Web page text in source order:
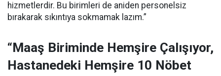
hizmetlerdir. Bu birimleri de aniden personelsiz
bırakarak sıkıntıya sokmamak lazım.”
“Maaş Biriminde Hemşire Çalışıyor,
Hastanedeki Hemşire 10 Nöbet